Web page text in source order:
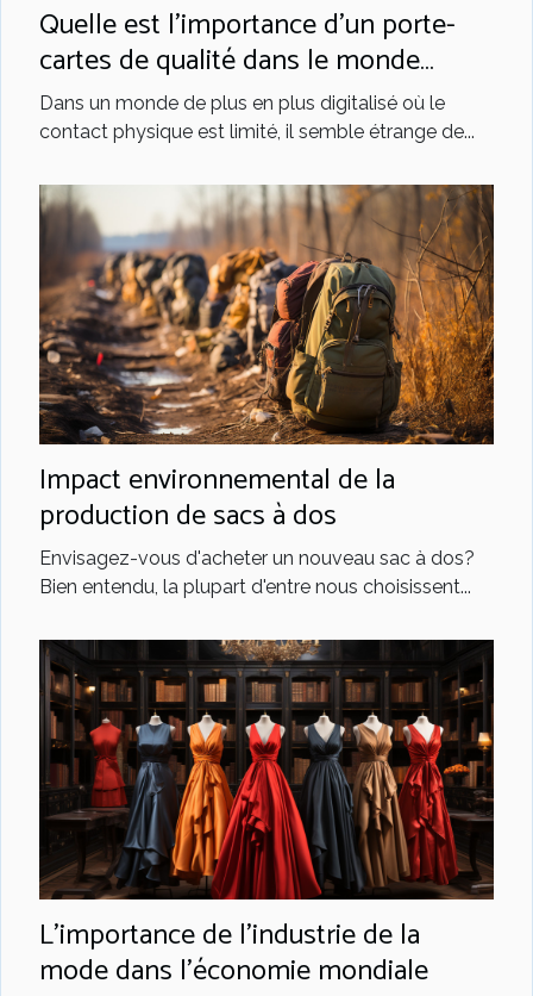
Quelle est l'importance d'un porte-
cartes de qualité dans le monde
moderne ?
Dans un monde de plus en plus digitalisé où le
contact physique est limité, il semble étrange de...
Impact environnemental de la
production de sacs à dos
Envisagez-vous d'acheter un nouveau sac à dos?
Bien entendu, la plupart d'entre nous choisissent...
L'importance de l'industrie de la
mode dans l'économie mondiale